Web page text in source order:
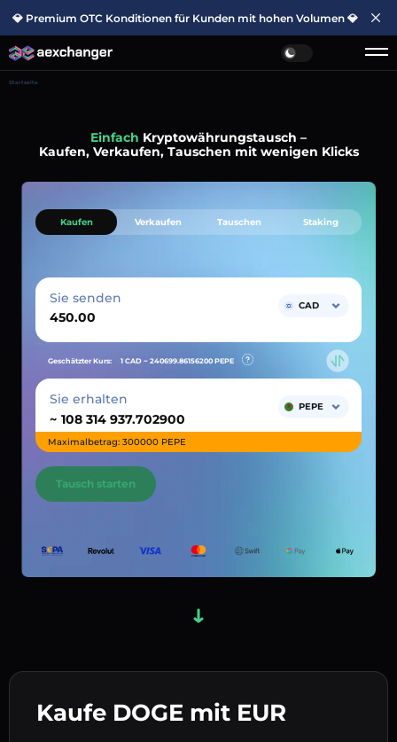
💎 Premium OTC Konditionen für Kunden mit hohen Volumen 💎
Startseite
Einfach Kryptowährungstausch –
Kaufen, Verkaufen, Tauschen mit wenigen Klicks
Kaufe DOGE mit EUR
Kaufen Verkaufen Tauschen Staking
Sie senden CAD
Geschätzter Kurs: 1 CAD ~ 240699.86156200 PEPE
Sie erhalten
~
PEPE
Maximalbetrag: 300000 PEPE
Tausch starten